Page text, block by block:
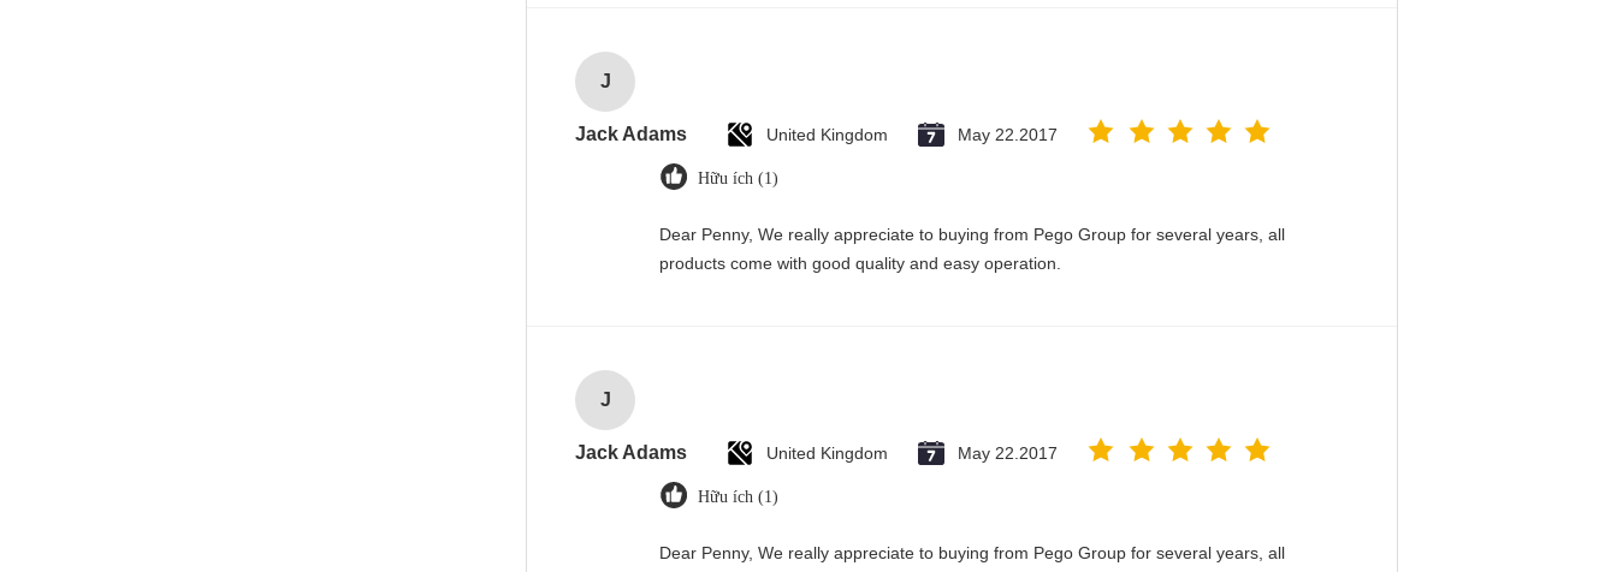
J
Jack Adams United Kingdom May 22.2017
Hữu ích (1)
Dear Penny, We really appreciate to buying from Pego Group for several years, all
products come with good quality and easy operation.
J
Jack Adams United Kingdom May 22.2017
Hữu ích (1)
Dear Penny, We really appreciate to buying from Pego Group for several years, all